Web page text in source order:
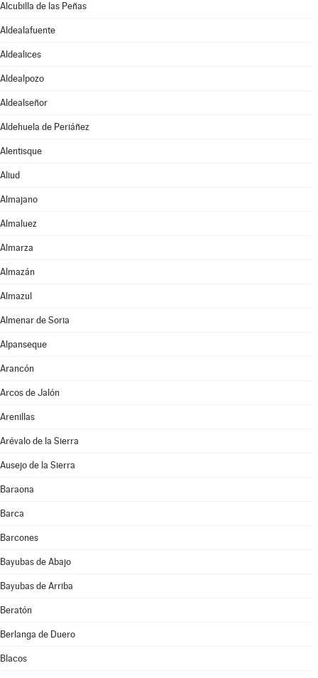
Alcubilla de las Peñas
Aldealafuente
Aldealices
Aldealpozo
Aldealseñor
Aldehuela de Periáñez
Alentisque
Aliud
Almajano
Almaluez
Almarza
Almazán
Almazul
Almenar de Soria
Alpanseque
Arancón
Arcos de Jalón
Arenillas
Arévalo de la Sierra
Ausejo de la Sierra
Baraona
Barca
Barcones
Bayubas de Abajo
Bayubas de Arriba
Beratón
Berlanga de Duero
Blacos